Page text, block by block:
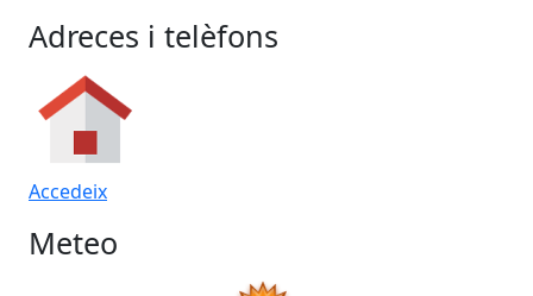
Adreces i telèfons
Accedeix
Meteo